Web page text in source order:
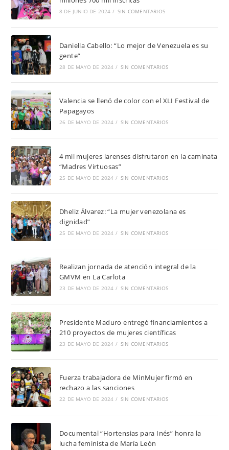
8 DE JUNIO DE 2024 / SIN COMENTARIOS
Daniella Cabello: “Lo mejor de Venezuela es su
gente”
28 DE MAYO DE 2024 / SIN COMENTARIOS
Valencia se llenó de color con el XLI Festival de
Papagayos
26 DE MAYO DE 2024 / SIN COMENTARIOS
4 mil mujeres larenses disfrutaron en la caminata
“Madres Virtuosas”
25 DE MAYO DE 2024 / SIN COMENTARIOS
Dheliz Álvarez: “La mujer venezolana es
dignidad”
25 DE MAYO DE 2024 / SIN COMENTARIOS
Realizan jornada de atención integral de la
GMVM en La Carlota
23 DE MAYO DE 2024 / SIN COMENTARIOS
Presidente Maduro entregó financiamientos a
210 proyectos de mujeres científicas
23 DE MAYO DE 2024 / SIN COMENTARIOS
Fuerza trabajadora de MinMujer firmó en
rechazo a las sanciones
22 DE MAYO DE 2024 / SIN COMENTARIOS
Documental “Hortensias para Inés” honra la
lucha feminista de María León